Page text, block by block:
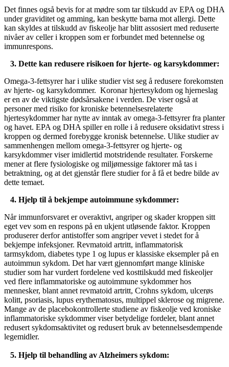
Det finnes også bevis for at mødre som tar tilskudd av EPA og DHA
under graviditet og amming, kan beskytte barna mot allergi. Dette
kan skyldes at tilskudd av fiskeolje har blitt assosiert med reduserte
nivåer av celler i kroppen som er forbundet med betennelse og
immunrespons.
3. Dette kan redusere risikoen for hjerte- og karsykdommer:
Omega-3-fettsyrer har i ulike studier vist seg å redusere forekomsten
av hjerte- og karsykdommer. Koronar hjertesykdom og hjerneslag
er en av de viktigste dødsårsakene i verden. De viser også at
personer med risiko for kroniske betennelsesrelaterte
hjertesykdommer har nytte av inntak av omega-3-fettsyrer fra planter
og havet. EPA og DHA spiller en rolle i å redusere oksidativt stress i
kroppen og dermed forebygge kronisk betennelse. Ulike studier av
sammenhengen mellom omega-3-fettsyrer og hjerte- og
karsykdommer viser imidlertid motstridende resultater. Forskerne
mener at flere fysiologiske og miljømessige faktorer må tas i
betraktning, og at det gjenstår flere studier for å få et bedre bilde av
dette temaet.
4. Hjelp til å bekjempe autoimmune sykdommer:
Når immunforsvaret er overaktivt, angriper og skader kroppen sitt
eget vev som en respons på en ukjent utløsende faktor. Kroppen
produserer derfor antistoffer som angriper vevet i stedet for å
bekjempe infeksjoner. Revmatoid artritt, inflammatorisk
tarmsykdom, diabetes type 1 og lupus er klassiske eksempler på en
autoimmun sykdom. Det har vært gjennomført mange kliniske
studier som har vurdert fordelene ved kosttilskudd med fiskeoljer
ved flere inflammatoriske og autoimmune sykdommer hos
mennesker, blant annet revmatoid artritt, Crohns sykdom, ulcerøs
kolitt, psoriasis, lupus erythematosus, multippel sklerose og migrene.
Mange av de placebokontrollerte studiene av fiskeolje ved kroniske
inflammatoriske sykdommer viser betydelige fordeler, blant annet
redusert sykdomsaktivitet og redusert bruk av betennelsesdempende
legemidler.
5. Hjelp til behandling av Alzheimers sykdom: